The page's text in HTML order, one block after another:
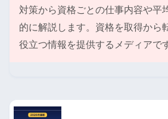
対策から資格ごとの仕事内容や平
的に解説します。資格を取得から
役立つ情報を提供するメディアで